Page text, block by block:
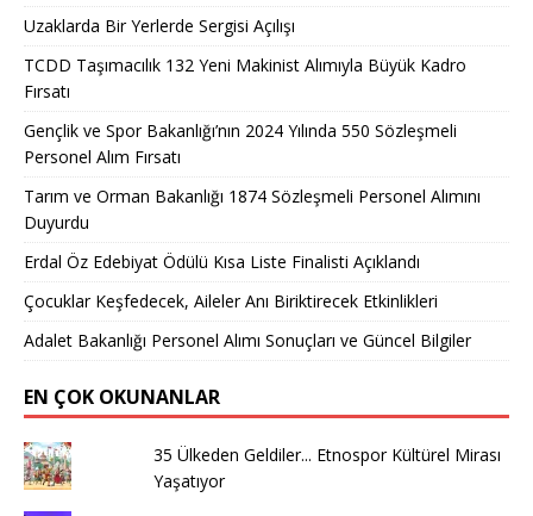
Uzaklarda Bir Yerlerde Sergisi Açılışı
TCDD Taşımacılık 132 Yeni Makinist Alımıyla Büyük Kadro
Fırsatı
Gençlik ve Spor Bakanlığı’nın 2024 Yılında 550 Sözleşmeli
Personel Alım Fırsatı
Tarım ve Orman Bakanlığı 1874 Sözleşmeli Personel Alımını
Duyurdu
Erdal Öz Edebiyat Ödülü Kısa Liste Finalisti Açıklandı
Çocuklar Keşfedecek, Aileler Anı Biriktirecek Etkinlikleri
Adalet Bakanlığı Personel Alımı Sonuçları ve Güncel Bilgiler
EN ÇOK OKUNANLAR
35 Ülkeden Geldiler... Etnospor Kültürel Mirası
Yaşatıyor